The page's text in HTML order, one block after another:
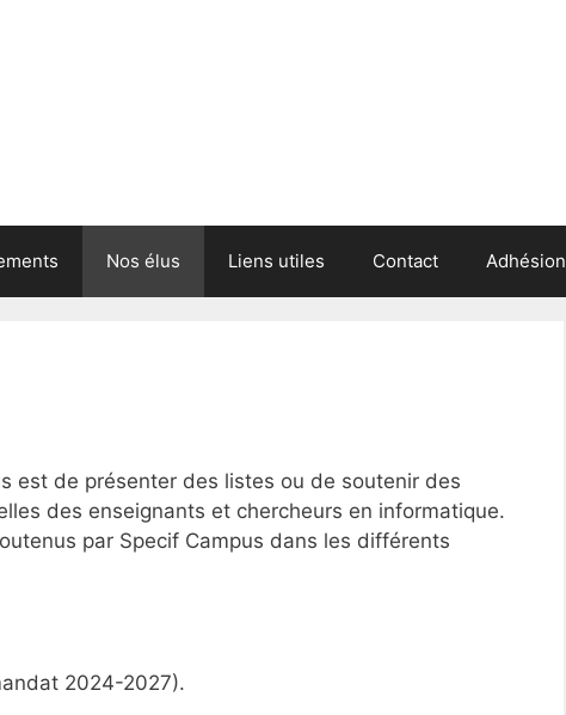
Nos élus Liens utiles Contact Adhésion
est de présenter des listes ou de soutenir des
des enseignants et chercheurs en informatique.
par Specif Campus dans les différents
2024-2027).